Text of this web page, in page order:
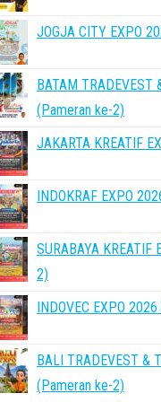
JOGJA CITY EXPO
BATAM TRADEVEST
(Pameran ke-2)
JAKARTA KREATIF
INDOKRAF EXPO
SURABAYA
2)
INDOVEC EXPO
BALI TRADEVEST &
(Pameran ke-2)